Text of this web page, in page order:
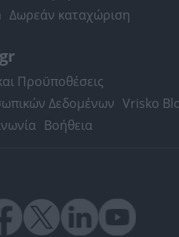
Δωρεάν καταχώριση
Προϋποθέσεις
Δεδομένων Vrisko
Βοήθεια